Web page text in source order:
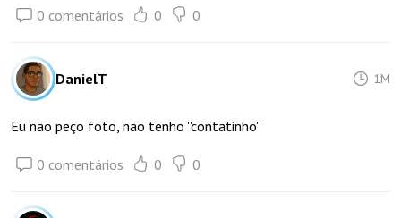
0 comentários 0 0
DanielT 1M
Eu não peço foto, não tenho ''contatinho''
0 comentários 0 0